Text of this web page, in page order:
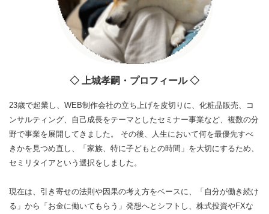
◇ 上城孝嗣・プロフィール ◇
23歳で起業し、WEB制作会社の立ち上げを皮切りに、化粧品販売、コ
ンサルティング、自己成長をテーマとしたセミナー事業など、複数の分
野で事業を展開してきました。 その後、人生において何を最優先すべ
きかを見つめ直し、「家族、特に子どもとの時間」を大切にするため、
セミリタイアという選択をしました。
現在は、引き寄せの法則や因果の考え方をベースに、「自分が働き続け
る」から「お金に働いてもらう」発想へとシフトし、株式投資やFXな